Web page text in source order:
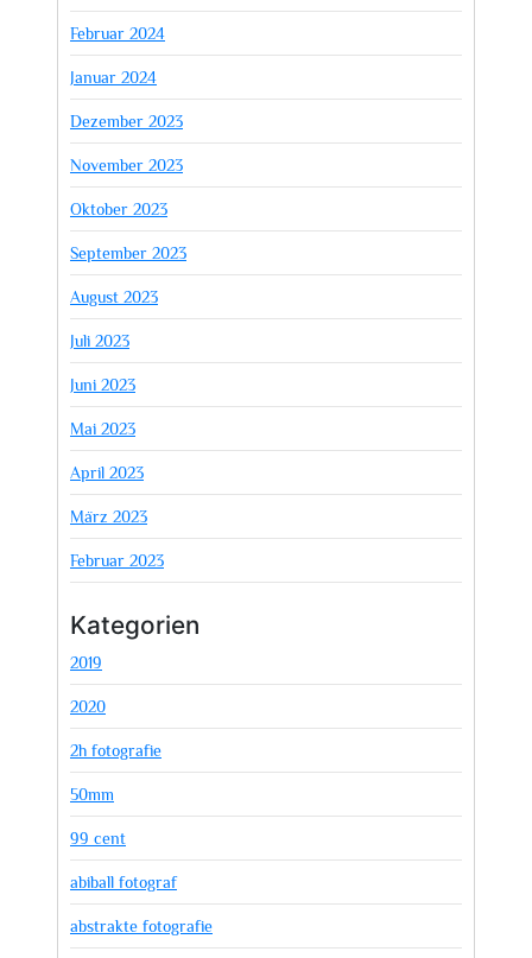
Februar 2024
Januar 2024
Dezember 2023
November 2023
Oktober 2023
September 2023
August 2023
Juli 2023
Juni 2023
Mai 2023
April 2023
März 2023
Februar 2023
Kategorien
2019
2020
2h fotografie
50mm
99 cent
abiball fotograf
abstrakte fotografie